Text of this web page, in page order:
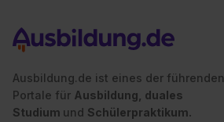
Ausbildung.de ist eines der führenden
Portale für Ausbildung, duales
Studium und Schülerpraktikum.